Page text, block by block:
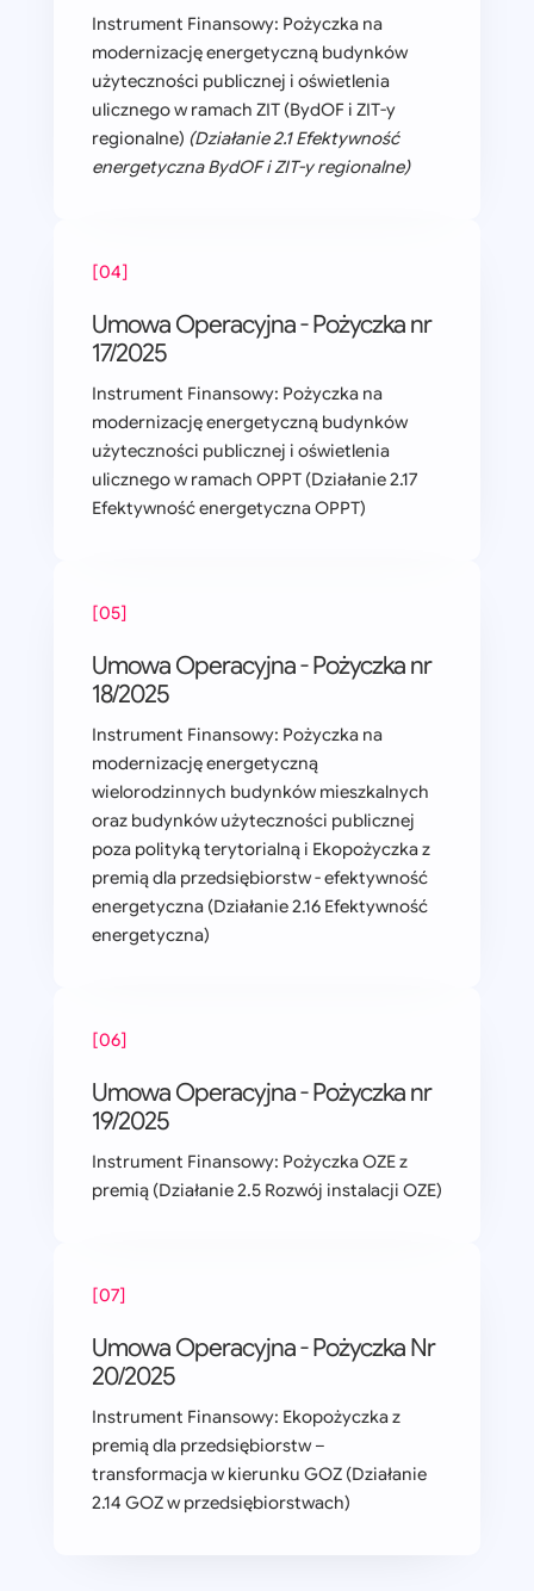
Instrument Finansowy: Pożyczka na
modernizację energetyczną budynków
użyteczności publicznej i oświetlenia
ulicznego w ramach ZIT (BydOF i ZIT-y
regionalne) (Działanie 2.1 Efektywność
energetyczna BydOF i ZIT-y regionalne)
[04]
Umowa Operacyjna - Pożyczka nr
17/2025
Instrument Finansowy: Pożyczka na
modernizację energetyczną budynków
użyteczności publicznej i oświetlenia
ulicznego w ramach OPPT (Działanie 2.17
Efektywność energetyczna OPPT)
[05]
Umowa Operacyjna - Pożyczka nr
18/2025
Instrument Finansowy: Pożyczka na
modernizację energetyczną
wielorodzinnych budynków mieszkalnych
oraz budynków użyteczności publicznej
poza polityką terytorialną i Ekopożyczka z
premią dla przedsiębiorstw - efektywność
energetyczna (Działanie 2.16 Efektywność
energetyczna)
[06]
Umowa Operacyjna - Pożyczka nr
19/2025
Instrument Finansowy: Pożyczka OZE z
premią (Działanie 2.5 Rozwój instalacji OZE)
[07]
Umowa Operacyjna - Pożyczka Nr
20/2025
Instrument Finansowy: Ekopożyczka z
premią dla przedsiębiorstw –
transformacja w kierunku GOZ (Działanie
2.14 GOZ w przedsiębiorstwach)